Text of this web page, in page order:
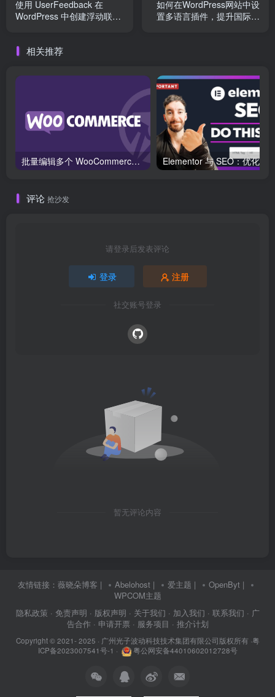
使用 UserFeedback 在
WordPress 中创建浮动联系
如何在WordPress网站中设
置多语言插件，提升国际用
相关推荐
批量编辑多个 WooCommerce 产品变体价格的 2 个方法？
评论 抢沙发
请登录后发表评论
登录 注册
社交账号登录
暂无评论内容
友情链接： 薇晓朵博客 | Abelohost | 爱主题 | OpenByt |
WPCOM主题
隐私政策 · 免责声明 · 版权声明 · 关于我们 · 加入我们 · 联系我们 · 广
告合作 · 申请开票 · 服务项目 · 推介计划
Copyright © 2021- 2025 · 广州光子波动科技技术集团有限公司版权所有·粤
ICP备2023007541号-1 · 粤公网安备44010602012728号